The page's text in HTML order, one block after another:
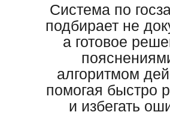
Система по
подбирает не
а готовое
алгоритмом
помогая быстро
и избегать